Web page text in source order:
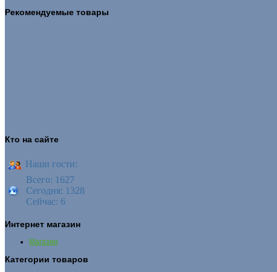
Рекомендуемые товары
Кто на сайте
Наши гости:
Всего: 1627
Сегодня: 1328
Сейчас: 6
Интернет магазин
Магазин
Категории товаров